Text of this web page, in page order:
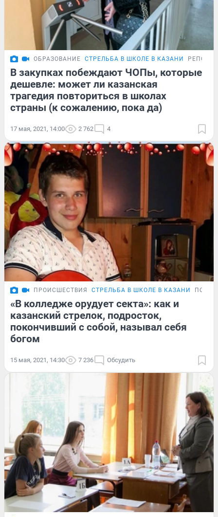
ОБРАЗОВАНИЕ СТРЕЛЬБА В ШКОЛЕ В КАЗАНИ
В закупках побеждают ЧОПы, которые
дешевле: может ли казанская
трагедия повториться в школах
страны (к сожалению, пока да)
17 мая, 2021, 14:00 2 762 4
ПРОИСШЕСТВИЯ СТРЕЛЬБА В ШКОЛЕ В КАЗАНИ
«В колледже орудует секта»: как и
казанский стрелок, подросток,
покончивший с собой, называл себя
богом
15 мая, 2021, 14:30 7 236 Обсудить